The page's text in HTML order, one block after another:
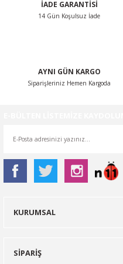
İADE GARANTİSİ
14 Gün Koşulsuz İade
AYNI GÜN KARGO
Siparişleriniz Hemen Kargoda
KURUMSAL
SİPARİŞ